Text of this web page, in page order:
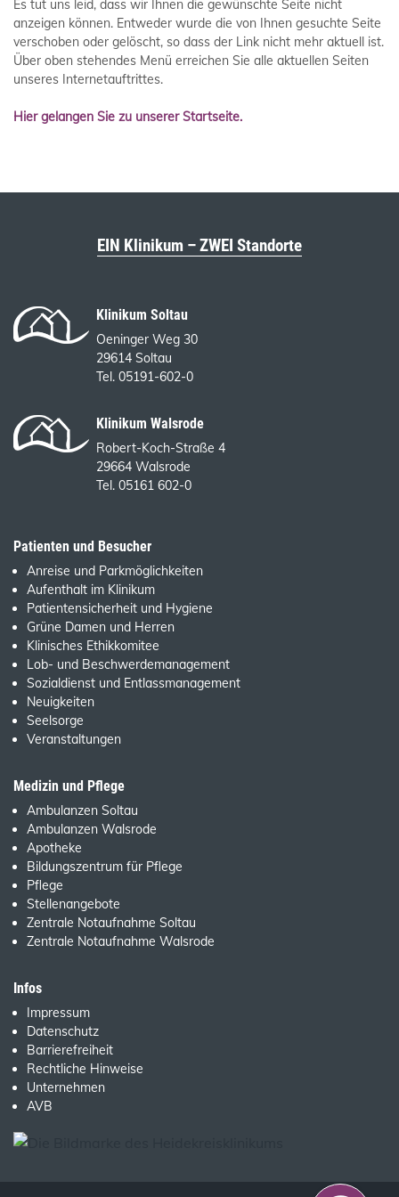
Es tut uns leid, dass wir Ihnen die gewünschte Seite nicht
anzeigen können. Entweder wurde die von Ihnen gesuchte Seite
verschoben oder gelöscht, so dass der Link nicht mehr aktuell ist.
Über oben stehendes Menü erreichen Sie alle aktuellen Seiten
unseres Internetauftrittes.
Hier gelangen Sie zu unserer Startseite.
EIN Klinikum – ZWEI Standorte
Klinikum Soltau
Oeninger Weg 30
29614 Soltau
Tel. 05191-602-0
Klinikum Walsrode
Robert-Koch-Straße 4
29664 Walsrode
Tel. 05161 602-0
Patienten und Besucher
Anreise und Parkmöglichkeiten
Aufenthalt im Klinikum
Patientensicherheit und Hygiene
Grüne Damen und Herren
Klinisches Ethikkomitee
Lob- und Beschwerdemanagement
Sozialdienst und Entlassmanagement
Neuigkeiten
Seelsorge
Veranstaltungen
Medizin und Pflege
Ambulanzen Soltau
Ambulanzen Walsrode
Apotheke
Bildungszentrum für Pflege
Pflege
Stellenangebote
Zentrale Notaufnahme Soltau
Zentrale Notaufnahme Walsrode
Infos
Impressum
Datenschutz
Barrierefreiheit
Rechtliche Hinweise
Unternehmen
AVB